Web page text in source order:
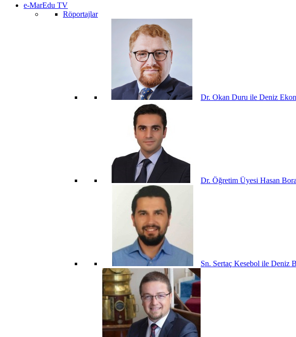
e-MarEdu TV
Röportajlar
Dr. Okan Duru ile Deniz
Dr. Öğretim Üyesi Hasan
Sn. Sertaç Kesebol ile Deniz